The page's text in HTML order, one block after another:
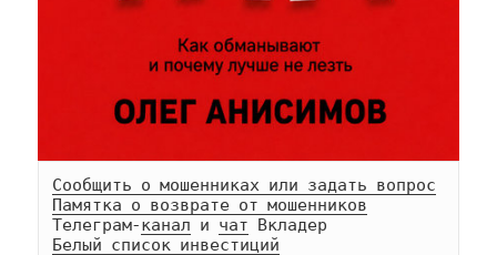
Сообщить о мошенниках или задать вопрос
Памятка о возврате от мошенников
Телеграм-канал и чат
Белый список инвестиций